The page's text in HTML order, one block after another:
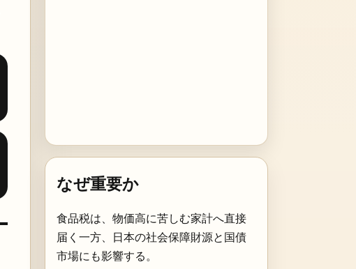
なぜ重要か
食品税は、物価高に苦しむ家計へ直接
届く一方、日本の社会保障財源と国債
市場にも影響する。